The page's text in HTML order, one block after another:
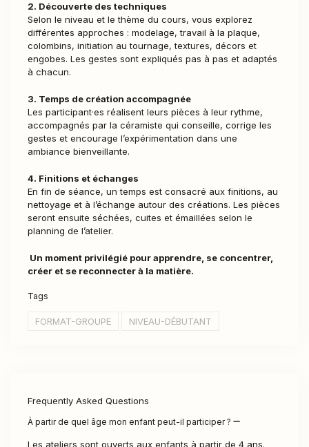
2. Découverte des techniques
Selon le niveau et le thème du cours, vous explorez
différentes approches : modelage, travail à la plaque,
colombins, initiation au tournage, textures, décors et
engobes. Les gestes sont expliqués pas à pas et adaptés
à chacun.
3. Temps de création accompagnée
Les participant·es réalisent leurs pièces à leur rythme,
accompagnés par la céramiste qui conseille, corrige les
gestes et encourage l’expérimentation dans une
ambiance bienveillante.
4. Finitions et échanges
En fin de séance, un temps est consacré aux finitions, au
nettoyage et à l’échange autour des créations. Les pièces
seront ensuite séchées, cuites et émaillées selon le
planning de l’atelier.
Un moment privilégié pour apprendre, se concentrer,
créer et se reconnecter à la matière.
Tags
FORMAT-GROUPE NIVEAU-DÉBUTANT
Frequently Asked Questions
À partir de quel âge mon enfant peut-il participer ?
Les ateliers sont ouverts aux enfants à partir de 4 ans.